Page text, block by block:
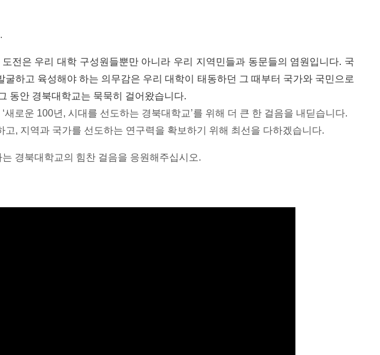
.
전은 우리 대학 구성원들뿐만 아니라 우리 지역민들과 동문들의 염원입니다. 국
하고 육성해야 하는 의무감은 우리 대학이 태동하던 그 때부터 국가와 국민으로
동안 경북대학교는 묵묵히 걸어왔습니다.
‘새로운 100년 , 시대를 선도하는 경북대학교’를 위해 더 큰 한 걸음을 내딛습니다.
고, 지역과 국가를 선도하는 연구력을 확보하기 위해 최선을 다하겠습니다.
경북대학교의 힘찬 걸음을 응원해주십시오.